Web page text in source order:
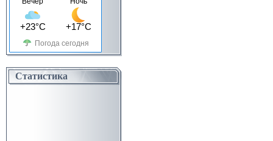
+23°C +17°C
Погода сегодня
Статистика